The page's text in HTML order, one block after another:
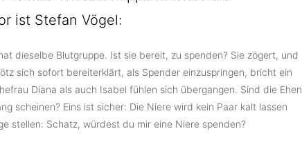
ist Stefan Vögel:
dieselbe Blutgruppe. Ist sie bereit, zu spenden? Sie zögert, und
sich sofort bereiterklärt, als Spender einzuspringen, bricht ein
Diana als auch Isabel fühlen sich übergangen. Sind die Ehen
scheinen? Eins ist sicher: Die Niere wird kein Paar kalt lassen
stellen: Schatz, würdest du mir eine Niere spenden?